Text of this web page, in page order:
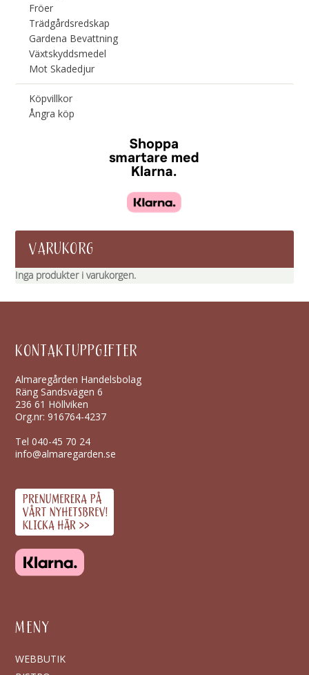
Fröer
Trädgårdsredskap
Gardena Bevattning
Växtskyddsmedel
Mot Skadedjur
Köpvillkor
Ångra köp
VARUKORG
Inga produkter i varukorgen.
KONTAKTUPPGIFTER
Almaregården Handelsbolag
Räng Sandsvägen 6
236 61 Höllviken
Org.nr: 916764-4237
Tel040-45 70 24
info@almaregarden.se
MENY
WEBBUTIK